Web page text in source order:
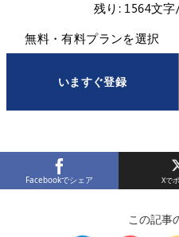
残り: 1564文
無料・有料プランを選択
いますぐ登録
Facebookでシェア
この記事